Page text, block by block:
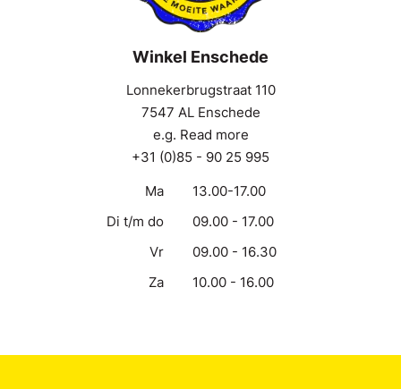
Winkel Enschede
Lonnekerbrugstraat 110
7547 AL Enschede
e.g. Read more
+31 (0)85 - 90 25 995
Ma
13.00-17.00
Di t/m do
09.00 - 17.00
Vr
09.00 - 16.30
Za
10.00 - 16.00